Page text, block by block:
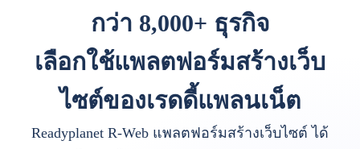
กว่า 8,000+ ธุรกิจ
เลือกใช้แพลตฟอร์มสร้างเว็บ
ไซต์ของเรดดี้แพลนเน็ต
Readyplanet R-Web แพลตฟอร์มสร้างเว็บไซต์ ได้